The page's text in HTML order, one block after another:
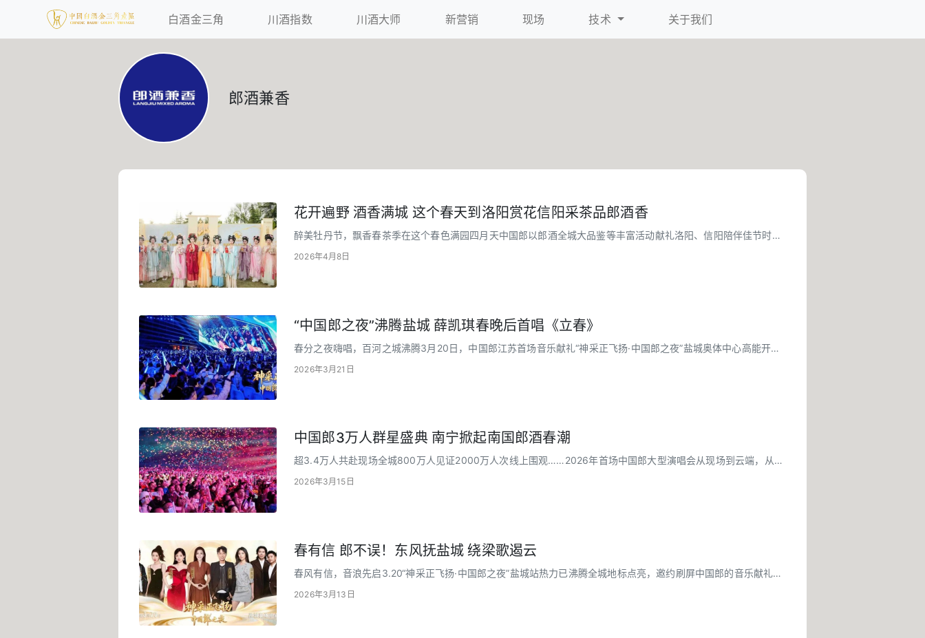
白酒金三角 川酒指数 川酒大师 新营销 现场 技术 关于我们
郎酒兼香
花开遍野 酒香满城 这个春天到洛阳赏花信阳采茶品郎酒香
醉美牡丹节，飘香春茶季在这个春色满园四月天中国郎以郎酒全城大品鉴等丰富活动献礼洛阳、信阳陪伴佳节时分
与欢聚时刻邀广大郎酒Fans共赴美好4月4日-4月5日
2026年4月8日
“中国郎之夜”沸腾盐城 薛凯琪春晚后首唱《立春》
春分之夜嗨唱，百河之城沸腾3月20日，中国郎江苏首场音乐献礼“神采正飞扬·中国郎之夜”盐城奥体中心高能开
唱！央视巨制，群星闪耀
2026年3月21日
中国郎3万人群星盛典 南宁掀起南国郎酒春潮
超3.4万人共赴现场全城800万人见证2000万人次线上围观……2026年首场中国郎大型演唱会从现场到云端，从场
内到场外神采飞扬唱响南宁！群星登场 金曲连唱
2026年3月15日
春有信 郎不误！东风抚盐城 绕梁歌遏云
春风有信，音浪先启3.20“神采正飞扬·中国郎之夜”盐城站热力已沸腾全城地标点亮，邀约刷屏中国郎的音乐献礼向
您扑面而来文末更有互动门票福利待您赢取全城热忱邀约
2026年3月13日